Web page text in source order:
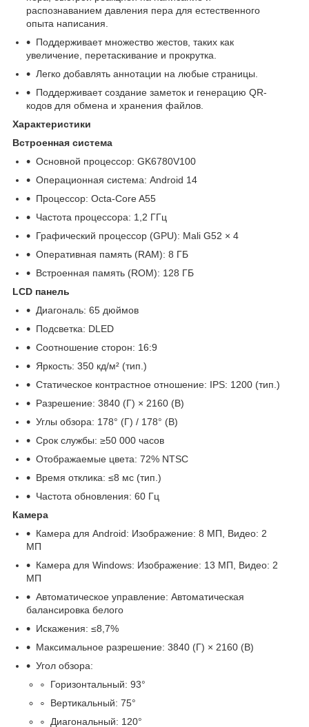
распознаванием давления пера для естественного
опыта написания.
Поддерживает множество жестов, таких как
увеличение, перетаскивание и прокрутка.
Легко добавлять аннотации на любые страницы.
Поддерживает создание заметок и генерацию QR-
кодов для обмена и хранения файлов.
Характеристики
Встроенная система
Основной процессор: GK6780V100
Операционная система: Android 14
Процессор: Octa-Core A55
Частота процессора: 1,2 ГГц
Графический процессор (GPU): Mali G52 × 4
Оперативная память (RAM): 8 ГБ
Встроенная память (ROM): 128 ГБ
LCD панель
Диагональ: 65 дюймов
Подсветка: DLED
Соотношение сторон: 16:9
Яркость: 350 кд/м² (тип.)
Статическое контрастное отношение: IPS: 1200 (тип.)
Разрешение: 3840 (Г) × 2160 (В)
Углы обзора: 178° (Г) / 178° (В)
Срок службы: ≥50 000 часов
Отображаемые цвета: 72% NTSC
Время отклика: ≤8 мс (тип.)
Частота обновления: 60 Гц
Камера
Камера для Android: Изображение: 8 МП, Видео: 2
МП
Камера для Windows: Изображение: 13 МП, Видео: 2
МП
Автоматическое управление: Автоматическая
балансировка белого
Искажения: ≤8,7%
Максимальное разрешение: 3840 (Г) × 2160 (В)
Угол обзора:
Горизонтальный: 93°
Вертикальный: 75°
Диагональный: 120°